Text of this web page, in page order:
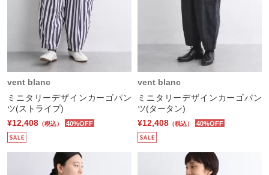
vent blanc
ミニタリーデザインカーゴパン
ツ(ストライプ)
¥12,408 （税込） 40%OFF
vent blanc
ミニタリーデザインカーゴパン
ツ(タータン)
¥12,408 （税込） 40%OFF